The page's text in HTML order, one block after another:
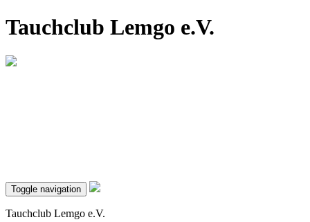
Tauchclub Lemgo e.V.
Toggle navigation
Tauchclub Lemgo e.V.